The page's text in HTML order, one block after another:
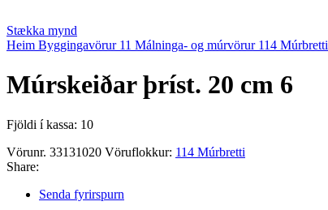
Stækka mynd
Heim Byggingavörur 11 Málninga- og múrvörur 114 Múrbretti
Múrskeiðar þríst. 20 cm 6
Fjöldi í kassa: 10
Vörunr. 33131020 Vöruflokkur: 114 Múrbretti
Share:
Senda fyrirspurn